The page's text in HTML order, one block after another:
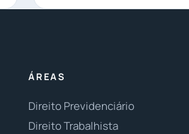
ÁREAS
Direito Previdenciário
Direito Trabalhista